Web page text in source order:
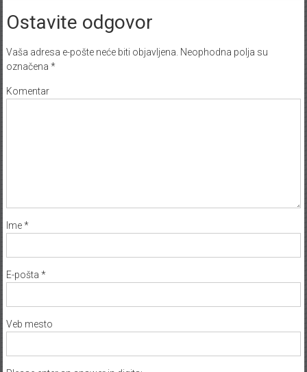
Ostavite odgovor
Vaša adresa e-pošte neće biti objavljena. Neophodna polja su
označena *
Komentar
Ime*
E-pošta *
Veb mesto